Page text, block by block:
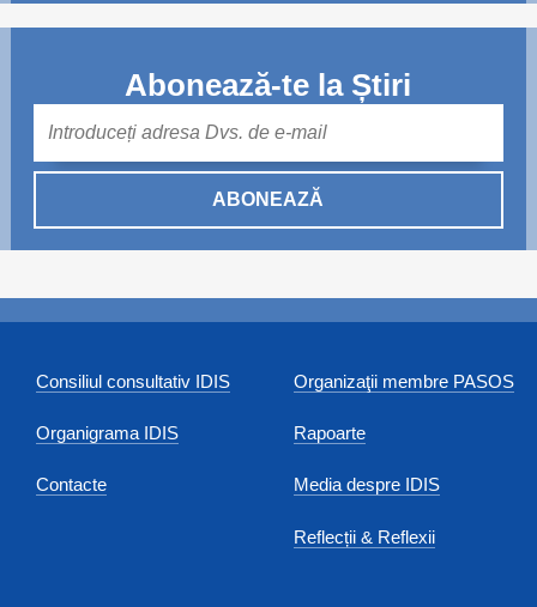
Abonează-te la Știri
ABONEAZĂ
Consiliul consultativ IDIS
Organigrama IDIS
Contacte
Organizaţii membre PASOS
Rapoarte
Media despre IDIS
Reflecții & Reflexii